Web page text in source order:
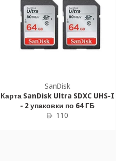
SanDisk
Карта SanDisk Ultra SDXC UHS-I
- 2 упаковки по 64 ГБ
Обычная
ê 110